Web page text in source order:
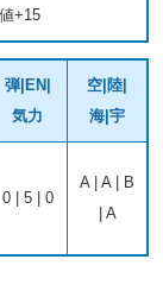
+15
弾|EN|
気力
空|陸|
海|宇
0 | 5 | 0
A | A | B
| A